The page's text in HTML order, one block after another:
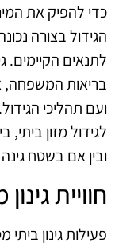
כדי להפיק את
הגידול בצורה
לתנאים הקיימים.
בריאות המשפחה,
ועם תהליכי
לגידול מזון
ובין אם בשטח
חוויית
פעילות גינון